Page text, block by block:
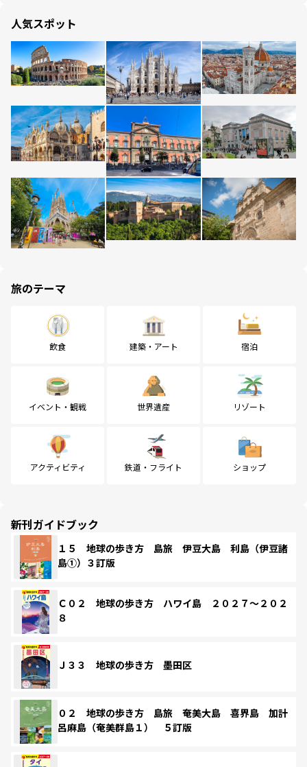
人気スポット
旅のテーマ
飲食 建築・アート 宿泊
イベント・観戦 世界遺産 リゾート
アクティビティ 鉄道・フライト ショップ
新刊ガイドブック
１５ 地球の歩き方 島旅 伊豆大島 利島（伊豆諸
島①）３訂版
Ｃ０２ 地球の歩き方 ハワイ島 ２０２７～２０２
８
Ｊ３３ 地球の歩き方 墨田区
０２ 地球の歩き方 島旅 奄美大島 喜界島 加計
呂麻島（奄美群島１） ５訂版